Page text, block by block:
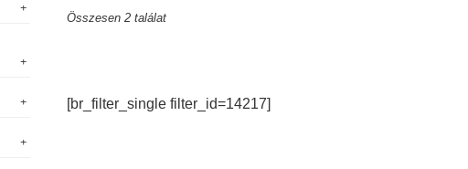
Összesen 2 találat
[br_filter_single filter_id=14217]